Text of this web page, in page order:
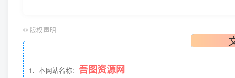
© 版权声明
1、本网站名称： 吾图资源网